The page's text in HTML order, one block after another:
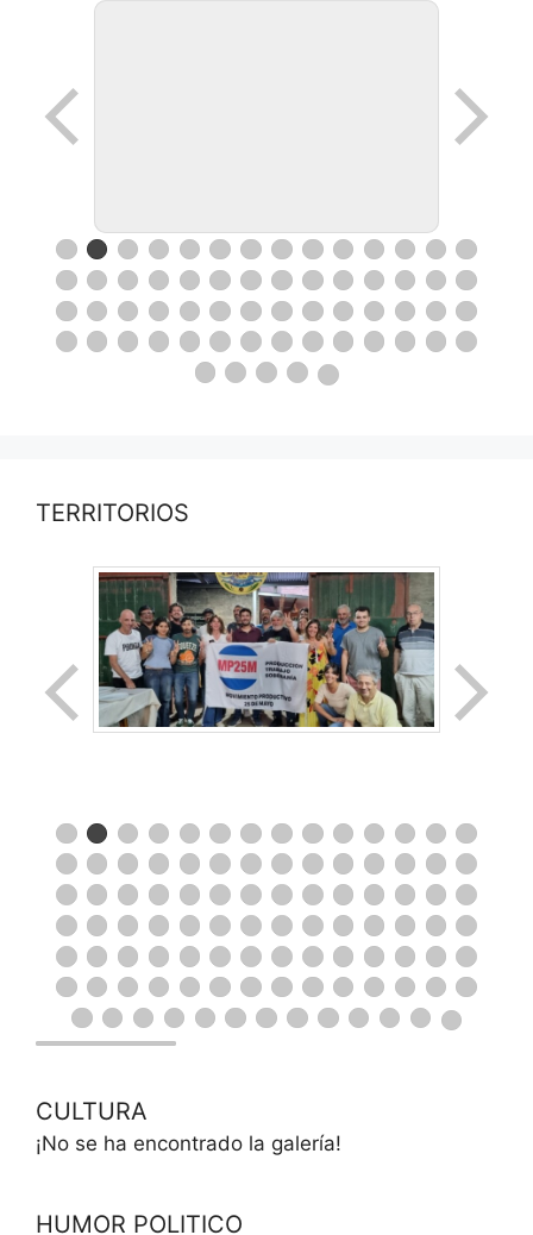
TERRITORIOS
CULTURA
¡No se ha encontrado la galería!
HUMOR POLITICO